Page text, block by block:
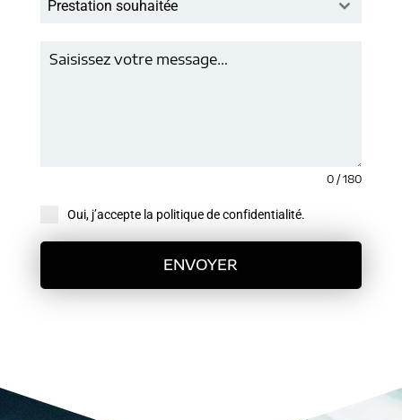
Prestation souhaitée
0 / 180
Oui, j’accepte la politique de confidentialité.
ENVOYER